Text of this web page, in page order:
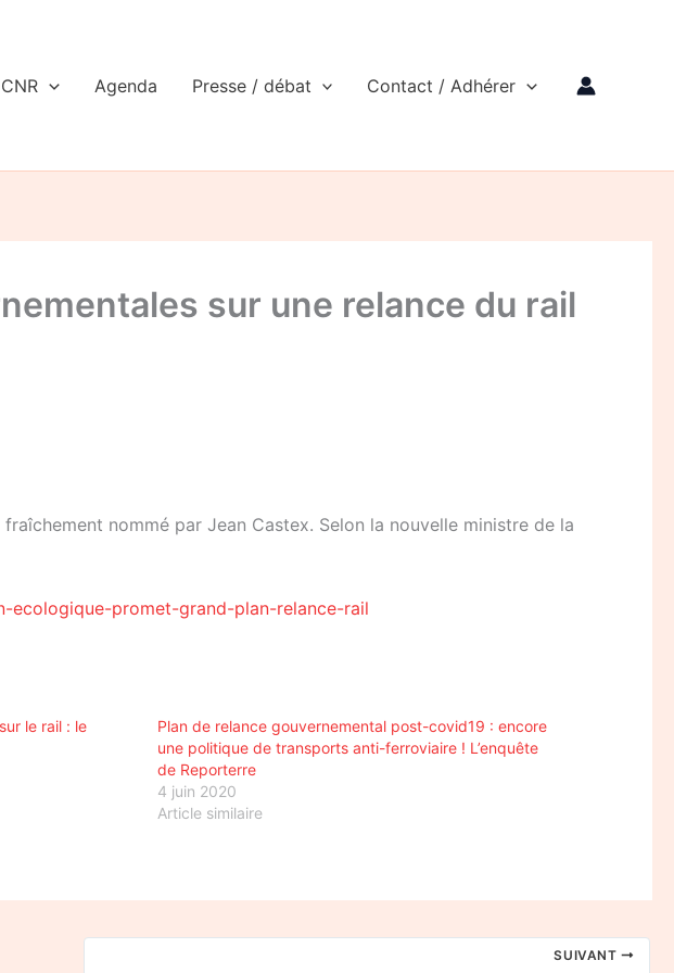
Agenda Presse / débat Contact / Adhérer
sur une relance du rail
nommé par Jean Castex. Selon la nouvelle ministre de la
ecologique-promet-grand-plan-relance-rail
le rail : le
Plan de relance gouvernemental post-covid19 : encore
une politique de transports anti-ferroviaire ! L’enquête
de Reporterre
4 juin 2020
Article similaire
SUIVANT